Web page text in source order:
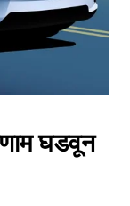
घडवून